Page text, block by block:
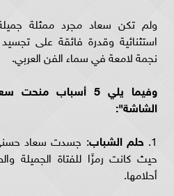
ولم تكن سعاد مجرد ممثلة
استثنائية وقدرة فائقة على
نجمة لامعة في سماء الفن العربي.
وفيما يلي 5 أسباب
الشاشة":
1. حلم الشباب: جسدت سعاد
حيث كانت رمزًا للفتاة الجميلة
أحلامها.